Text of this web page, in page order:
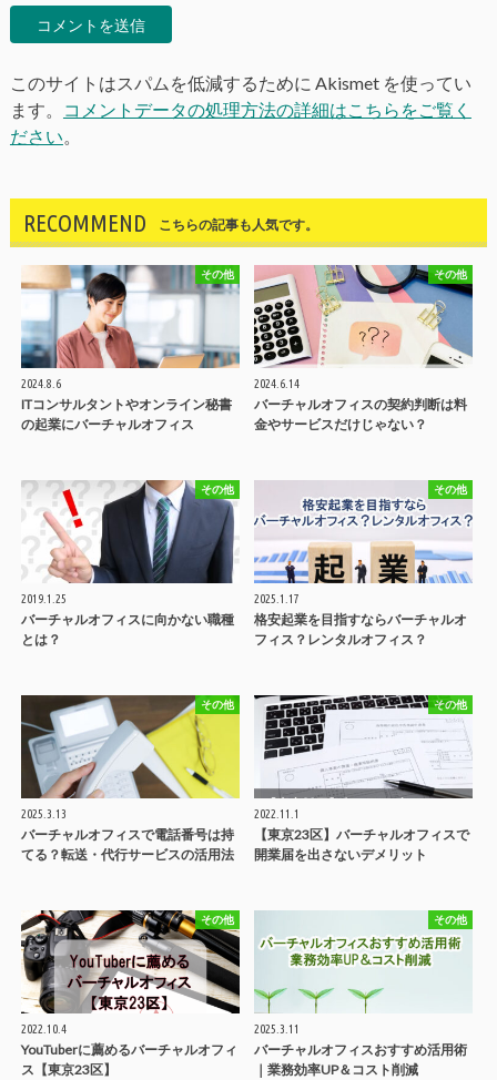
このサイトはスパムを低減するために Akismet を使ってい
ます。
コメントデータの処理方法の詳細はこちらをご覧く
ださい。
RECOMMEND こちらの記事も人気です。
その他
2024.8.6
ITコンサルタントやオンライン秘書
の起業にバーチャルオフィス
その他
2024.6.14
バーチャルオフィスの契約判断は料
金やサービスだけじゃない？
その他
2019.1.25
バーチャルオフィスに向かない職種
とは？
その他
2025.1.17
格安起業を目指すならバーチャルオ
フィス？レンタルオフィス？
その他
2025.3.13
バーチャルオフィスで電話番号は持
てる？転送・代行サービスの活用法
その他
2022.11.1
【東京23区】バーチャルオフィスで
開業届を出さないデメリット
その他
2022.10.4
YouTuberに薦めるバーチャルオフィ
ス【東京23区】
その他
2025.3.11
バーチャルオフィスおすすめ活用術
｜業務効率UP＆コスト削減